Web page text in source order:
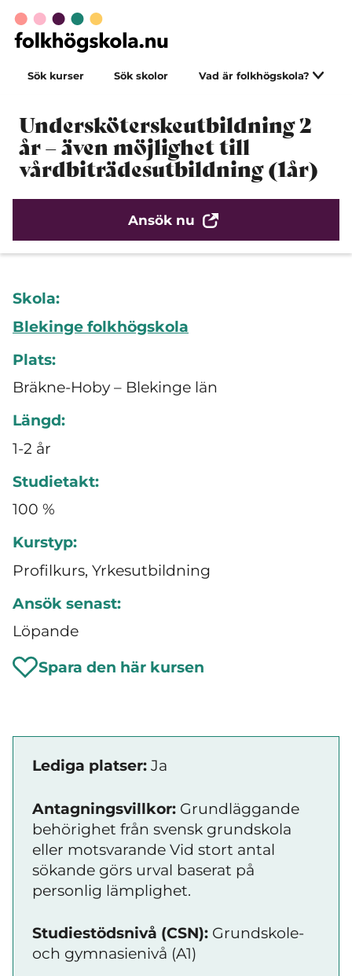
Sök kurser Sök skolor Vad är folkhögskola?
Undersköterskeutbildning 2
år – även möjlighet till
vårdbiträdesutbildning (1år)
Ansök nu
Skola:
Blekinge folkhögskola
Plats:
Bräkne-Hoby – Blekinge län
Längd:
1-2 år
Studietakt:
100 %
Kurstyp:
Profilkurs, Yrkesutbildning
Ansök senast:
Löpande
Spara den här kursen
Lediga platser: Ja
Antagningsvillkor: Grundläggande
behörighet från svensk grundskola
eller motsvarande Vid stort antal
sökande görs urval baserat på
personlig lämplighet.
Studiestödsnivå (CSN): Grundskole-
och gymnasienivå (A1)